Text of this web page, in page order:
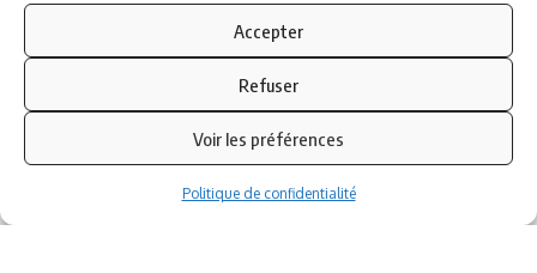
Accepter
Refuser
Voir les préférences
Politique de confidentialité